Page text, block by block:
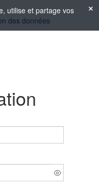
utilise et partage vos
des données